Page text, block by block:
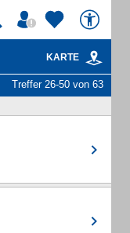
KARTE
Treffer 26-50 von 63